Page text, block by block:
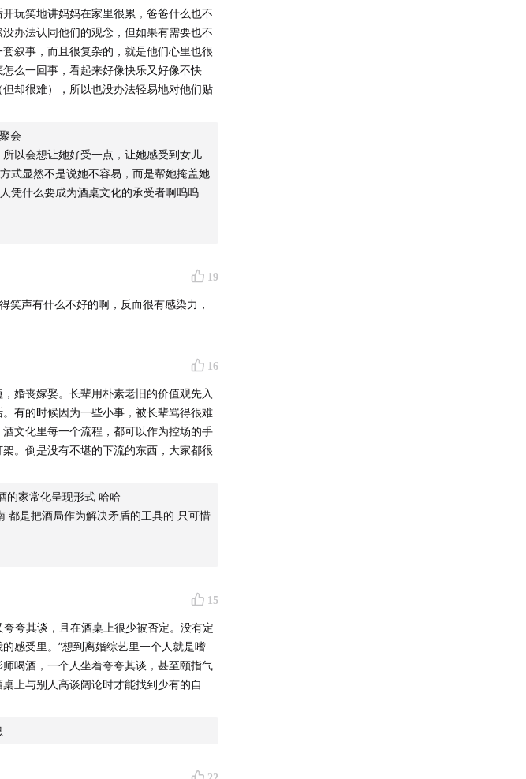
玩笑地讲妈妈在家里很累，爸爸什么也不
办法认同他们的观念，但如果有需要也不
叙事，而且很复杂的，就是他们心里也很
么一回事，看起来好像快乐又好像不快
却很难），所以也没办法轻易地对他们贴
会
以会想让她好受一点，让她感受到女儿
式显然不是说她不容易，而是帮她掩盖她
凭什么要成为酒桌文化的承受者啊呜呜
19
笑声有什么不好的啊，反而很有感染力，
16
婚丧嫁娶。长辈用朴素老旧的价值观先入
有的时候因为一些小事，被长辈骂得很难
文化里每一个流程，都可以作为控场的手
。倒是没有不堪的下流的东西，大家都很
的家常化呈现形式 哈哈
都是把酒局作为解决矛盾的工具的 只可惜
15
夸其谈，且在酒桌上很少被否定。没有定
感受里。”想到离婚综艺里一个人就是嗜
喝酒，一个人坐着夸夸其谈，甚至颐指气
上与别人高谈阔论时才能找到少有的自